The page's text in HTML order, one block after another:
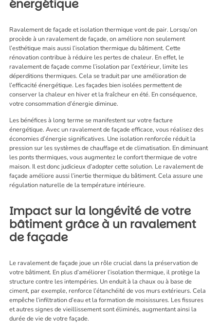
énergétique
Ravalement de façade et isolation thermique vont de pair. Lorsqu’on
procède à un ravalement de façade, on améliore non seulement
l’esthétique mais aussi l’isolation thermique du bâtiment. Cette
rénovation contribue à réduire les pertes de chaleur. En effet, le
ravalement de façade comme l’isolation par l’extérieur, limite les
déperditions thermiques. Cela se traduit par une amélioration de
l’efficacité énergétique. Les façades bien isolées permettent de
conserver la chaleur en hiver et la fraîcheur en été. En conséquence,
votre consommation d’énergie diminue.
Les bénéfices à long terme se manifestent sur votre facture
énergétique. Avec un ravalement de façade efficace, vous réalisez des
économies d’énergie significatives. Une isolation renforcée réduit la
pression sur les systèmes de chauffage et de climatisation. En diminuant
les ponts thermiques, vous augmentez le confort thermique de votre
maison. Il est donc judicieux d’adopter cette solution. Le ravalement de
façade améliore aussi l’inertie thermique du bâtiment. Cela assure une
régulation naturelle de la température intérieure.
Impact sur la longévité de votre
bâtiment grâce à un ravalement
de façade
Le ravalement de façade joue un rôle crucial dans la préservation de
votre bâtiment. En plus d’améliorer l’isolation thermique, il protège la
structure contre les intempéries. Un enduit à la chaux ou à base de
ciment, par exemple, renforce l’étanchéité de vos murs extérieurs. Cela
empêche l’infiltration d’eau et la formation de moisissures. Les fissures
et autres signes de vieillissement sont éliminés, augmentant ainsi la
durée de vie de votre façade.